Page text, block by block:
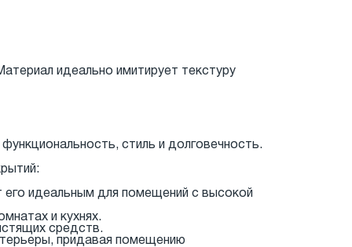
идеально имитирует текстуру
стиль и долговечность.
его идеальным для помещений с высокой
и кухнях.
средств.
придавая помещению